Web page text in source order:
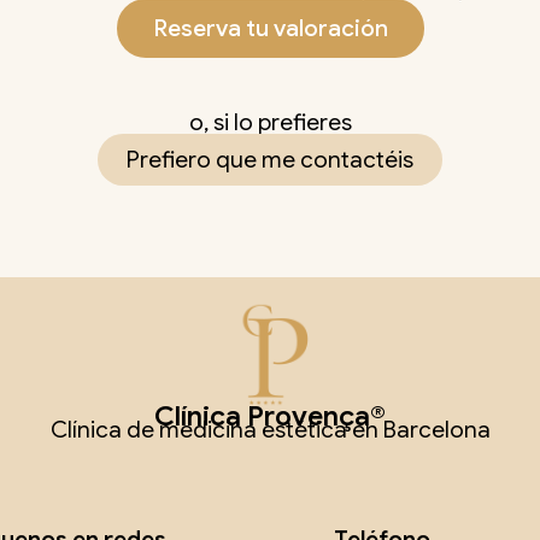
Reserva tu valoración
o, si lo prefieres
Prefiero que me contactéis
Clínica Provença®
Clínica de medicina estética en Barcelona